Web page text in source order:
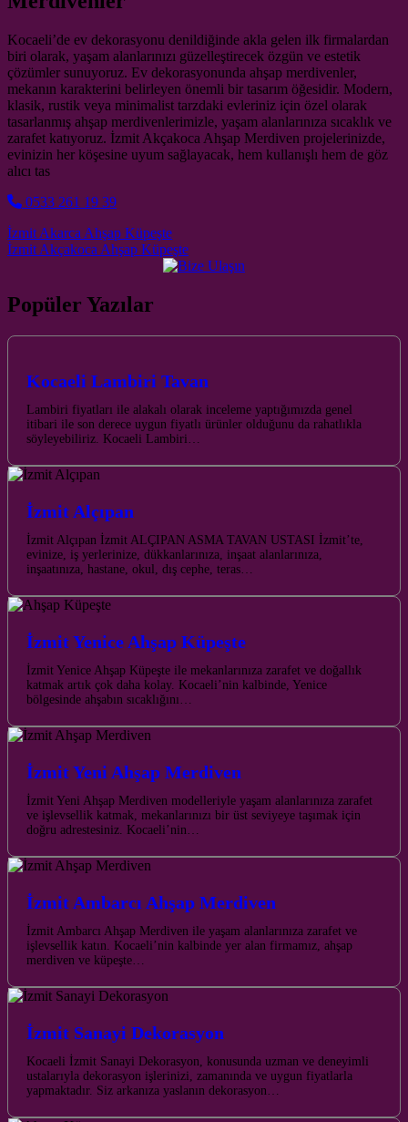
Kocaeli’de ev dekorasyonu denildiğinde akla gelen ilk firmalardan
biri olarak, yaşam alanlarınızı güzelleştirecek özgün ve estetik
çözümler sunuyoruz. Ev dekorasyonunda ahşap merdivenler,
mekanın karakterini belirleyen önemli bir tasarım öğesidir. Modern,
klasik, rustik veya minimalist tarzdaki evleriniz için özel olarak
tasarlanmış ahşap merdivenlerimizle, yaşam alanlarınıza sıcaklık ve
zarafet katıyoruz. İzmit Akçakoca Ahşap Merdiven projelerinizde,
evinizin her köşesine uyum sağlayacak, hem kullanışlı hem de göz
alıcı tas
0533 261 19 39
Post navigation
İzmit Akarca Ahşap Küpeşte
İzmit Akçakoca Ahşap Küpeşte
Popüler Yazılar
Kocaeli Lambiri Tavan
Lambiri fiyatları ile alakalı olarak inceleme yaptığımızda genel
itibari ile son derece uygun fiyatlı ürünler olduğunu da rahatlıkla
söyleyebiliriz. Kocaeli Lambiri…
İzmit Alçıpan
İzmit Alçıpan İzmit ALÇIPAN ASMA TAVAN USTASI İzmit’te,
evinize, iş yerlerinize, dükkanlarınıza, inşaat alanlarınıza,
inşaatınıza, hastane, okul, dış cephe, teras…
İzmit Yenice Ahşap Küpeşte
İzmit Yenice Ahşap Küpeşte ile mekanlarınıza zarafet ve doğallık
katmak artık çok daha kolay. Kocaeli’nin kalbinde, Yenice
bölgesinde ahşabın sıcaklığını…
İzmit Yeni Ahşap Merdiven
İzmit Yeni Ahşap Merdiven modelleriyle yaşam alanlarınıza zarafet
ve işlevsellik katmak, mekanlarınızı bir üst seviyeye taşımak için
doğru adrestesiniz. Kocaeli’nin…
İzmit Ambarcı Ahşap Merdiven
İzmit Ambarcı Ahşap Merdiven ile yaşam alanlarınıza zarafet ve
işlevsellik katın. Kocaeli’nin kalbinde yer alan firmamız, ahşap
merdiven ve küpeşte…
İzmit Sanayi Dekorasyon
Kocaeli İzmit Sanayi Dekorasyon, konusunda uzman ve deneyimli
ustalarıyla dekorasyon işlerinizi, zamanında ve uygun fiyatlarla
yapmaktadır. Siz arkanıza yaslanın dekorasyon…